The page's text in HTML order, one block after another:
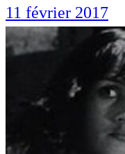
11 février 2017